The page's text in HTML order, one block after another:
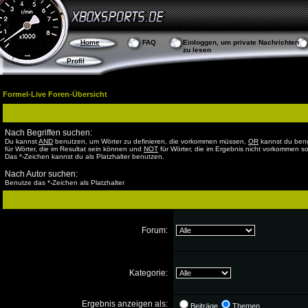
FAQ
Einloggen, um private Nachrichten
zu lesen
Profil
Home
Formel-Live Foren-Übersicht
Nach Begriffen suchen:
Du kannstAND benutzen, um Wörter zu definieren, die vorkommen müssen, OR kannst du
für Wörter, die im Resultat sein können und NOT für Wörter, die im Ergebnis nicht vorkommen
Das *-Zeichen kannst du als Platzhalter benutzen.
Nach Autor suchen:
Benutze das *-Zeichen als Platzhalter
Forum:
Kategorie:
Ergebnis anzeigen als: Beiträge Themen